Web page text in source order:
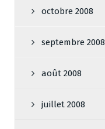
octobre 2008
septembre 2008
août 2008
juillet 2008